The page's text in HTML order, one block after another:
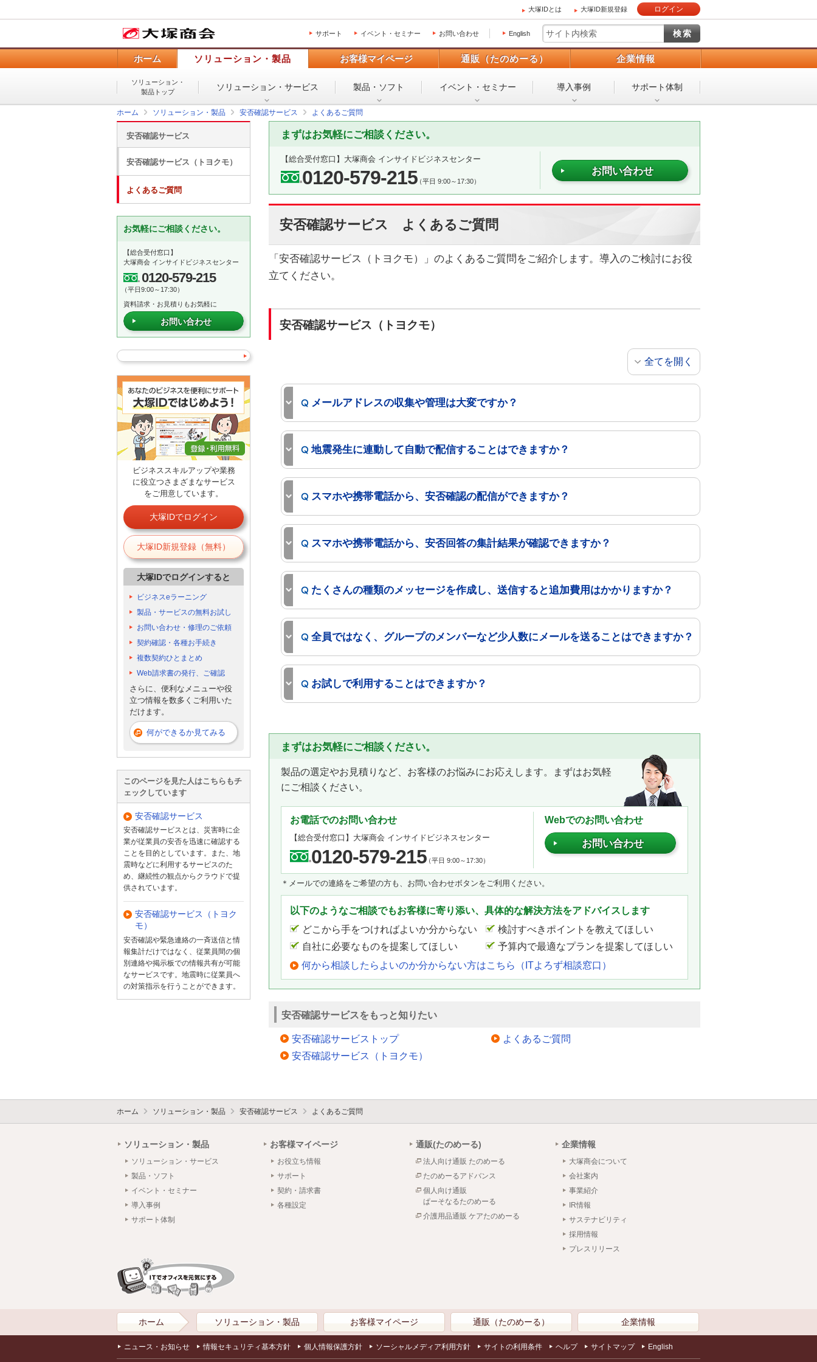
大塚IDとは 大塚ID新規登録 ログイン
サポート イベント・セミナー お問い合わせ English
ホーム ソリューション・製品 お客様マイページ 通販（たのめーる） 企業情報
ソリューション・
製品トップ
ソリューション・ サービス 製品・ソフト イベント・ セミナー 導入事例 サポート体制
ホーム ソリューション・製品 安否確認サービス よくあるご質問
まずはお気軽にご相談ください。
【総合受付窓口】 大塚商会 インサイドビジネスセンター
0120-579-215（平日 9:00～17:30）
お問い合わせ
安否確認サービス よくあるご質問
「安否確認サービス（トヨクモ）」のよくあるご質問をご紹介します。導入のご検討にお役
立てください。
安否確認サービス（トヨクモ）
全てを開く
メールアドレスの収集や管理は大変ですか？
地震発生に連動して自動で配信することはできますか？
スマホや携帯電話から、安否確認の配信ができますか？
スマホや携帯電話から、安否回答の集計結果が確認できますか？
たくさんの種類のメッセージを作成し、送信すると追加費用はかかりますか？
全員ではなく、グループのメンバーなど少人数にメールを送ることはできますか？
お試しで利用することはできますか？
まずはお気軽にご相談ください。
製品の選定やお見積りなど、お客様のお悩みにお応えします。まずはお気軽
にご相談ください。
お電話でのお問い合わせ
【総合受付窓口】 大塚商会 インサイドビジネスセンター
0120-579-215（平日 9:00～17:30）
Webでのお問い合わせ
お問い合わせ
＊メールでの連絡をご希望の方も、お問い合わせボタンをご利用ください。
以下のようなご相談でもお客様に寄り添い、具体的な解決方法をアドバイスします
どこから手をつければよいか分からない
検討すべきポイントを教えてほしい
自社に必要なものを提案してほしい
予算内で最適なプランを提案してほしい
何から相談したらよいのか分からない方はこちら（ITよろず相談窓口）
安否確認サービスをもっと知りたい
安否確認サービストップ
安否確認サービス（トヨクモ）
よくあるご質問
安否確認サービス
安否確認サービス（トヨクモ）
よくあるご質問
お気軽にご相談ください。
【総合受付窓口】
大塚商会 インサイドビジネスセンター
0120-579-215
（平日9:00～17:30）
資料請求・お見積りもお気軽に
お問い合わせ
ビジネススキルアップや業務
に役立つさまざまなサービス
をご用意しています。
大塚IDでログイン
大塚ID新規登録（無料）
大塚IDでログインすると
ビジネスeラーニング
製品・サービスの無料お試し
お問い合わせ・修理のご依頼
契約確認・各種お手続き
複数契約ひとまとめ
Web請求書の発行、ご確認
さらに、便利なメニューや役
立つ情報を数多くご利用いた
だけます。
何ができるか見てみる
このページを見た人はこちらもチ
ェックしています
安否確認サービス
安否確認サービスとは、災害時に企
業が従業員の安否を迅速に確認する
ことを目的としています。また、地
震時などに利用するサービスのた
め、継続性の観点からクラウドで提
供されています。
安否確認サービス（トヨク
モ）
安否確認や緊急連絡の一斉送信と情
報集計だけではなく、従業員間の個
別連絡や掲示板での情報共有が可能
なサービスです。地震時に従業員へ
の対策指示を行うことができます。
ホーム ソリューション・製品 安否確認サービス よくあるご質問
ソリューション・製品
ソリューション・サービス
製品・ソフト
イベント・セミナー
導入事例
サポート体制
お客様マイページ
お役立ち情報
サポート
契約・請求書
各種設定
通販(たのめーる)
法人向け通販 たのめーる
たのめーるアドバンス
個人向け通販
ぱーそなるたのめーる
介護用品通販 ケアたのめーる
企業情報
大塚商会について
会社案内
事業紹介
IR情報
サステナビリティ
採用情報
プレスリリース
ホーム ソリューション・製品 お客様マイページ 通販（たのめーる） 企業情報
ニュース・お知らせ 情報セキュリティ基本方針 個人情報保護方針 ソーシャルメディア利用方針 サイトの利用条件 ヘルプ サイトマップ English